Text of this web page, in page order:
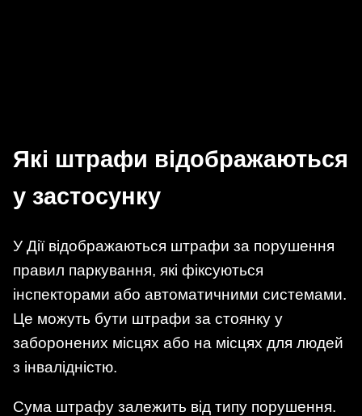
Які штрафи відображаються
у застосунку
У Дії відображаються штрафи за порушення
правил паркування, які фіксуються
інспекторами або автоматичними системами.
Це можуть бути штрафи за стоянку у
заборонених місцях або на місцях для людей
з інвалідністю.
Сума штрафу залежить від типу порушення.